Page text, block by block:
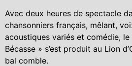
Avec deux heures de spectacle
chansonniers français, mêlant,
acoustiques variés et comédie,
Bécasse » s’est produit au Lion
bal comble.